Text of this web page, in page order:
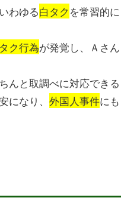
わゆる白タク を常習的に
ク行為が発覚し、Ａさん
んと取調べに対応できる
なり、 外国人事件にも